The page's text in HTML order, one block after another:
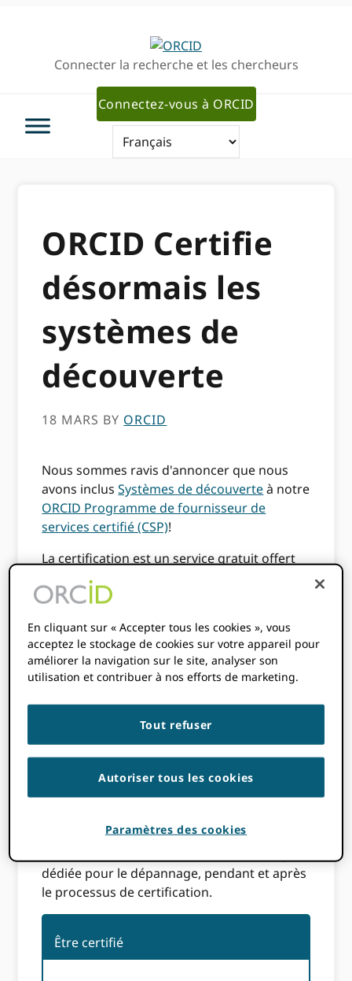
navigationConnecter la recherche et les chercheurs
Connectez-vous à ORCID
ORCID Certifie
désormais les
systèmes de
découverte
18 MARS BY ORCID
Nous sommes ravis d'annoncer que nous
avons inclusSystèmes de découverteà notre
ORCID Programme de fournisseur de
services certifié (CSP)!
La certification est un service gratuit offert
par ORCID pour toute intégration qui
répond ORCIDles critères basés sur les
Dans le cadre du programme CSP amélioré,
ORCID offre un ensemble amélioré
d'avantages aux CSP, y compris une plus
grande exposition aux clients et utilisateurs
potentiels qui recherchent des solutions
fiables, cohérentes et pratiques. Les CSP
bénéficient également de certains avantages
normalement réservés exclusivement aux
ORCIDorganisations membres de , telles que
planification de projets d'intégration, les
dédiée pour le dépannage, pendant et après
le processus de certification.
Être certifié
En cliquant sur « Accepter tous les cookies », vous
acceptez le stockage de cookies sur votre appareil pour
améliorer la navigation sur le site, analyser son
utilisation et contribuer à nos efforts de marketing.
Tout refuser
Autoriser tous les cookies
Paramètres des cookies